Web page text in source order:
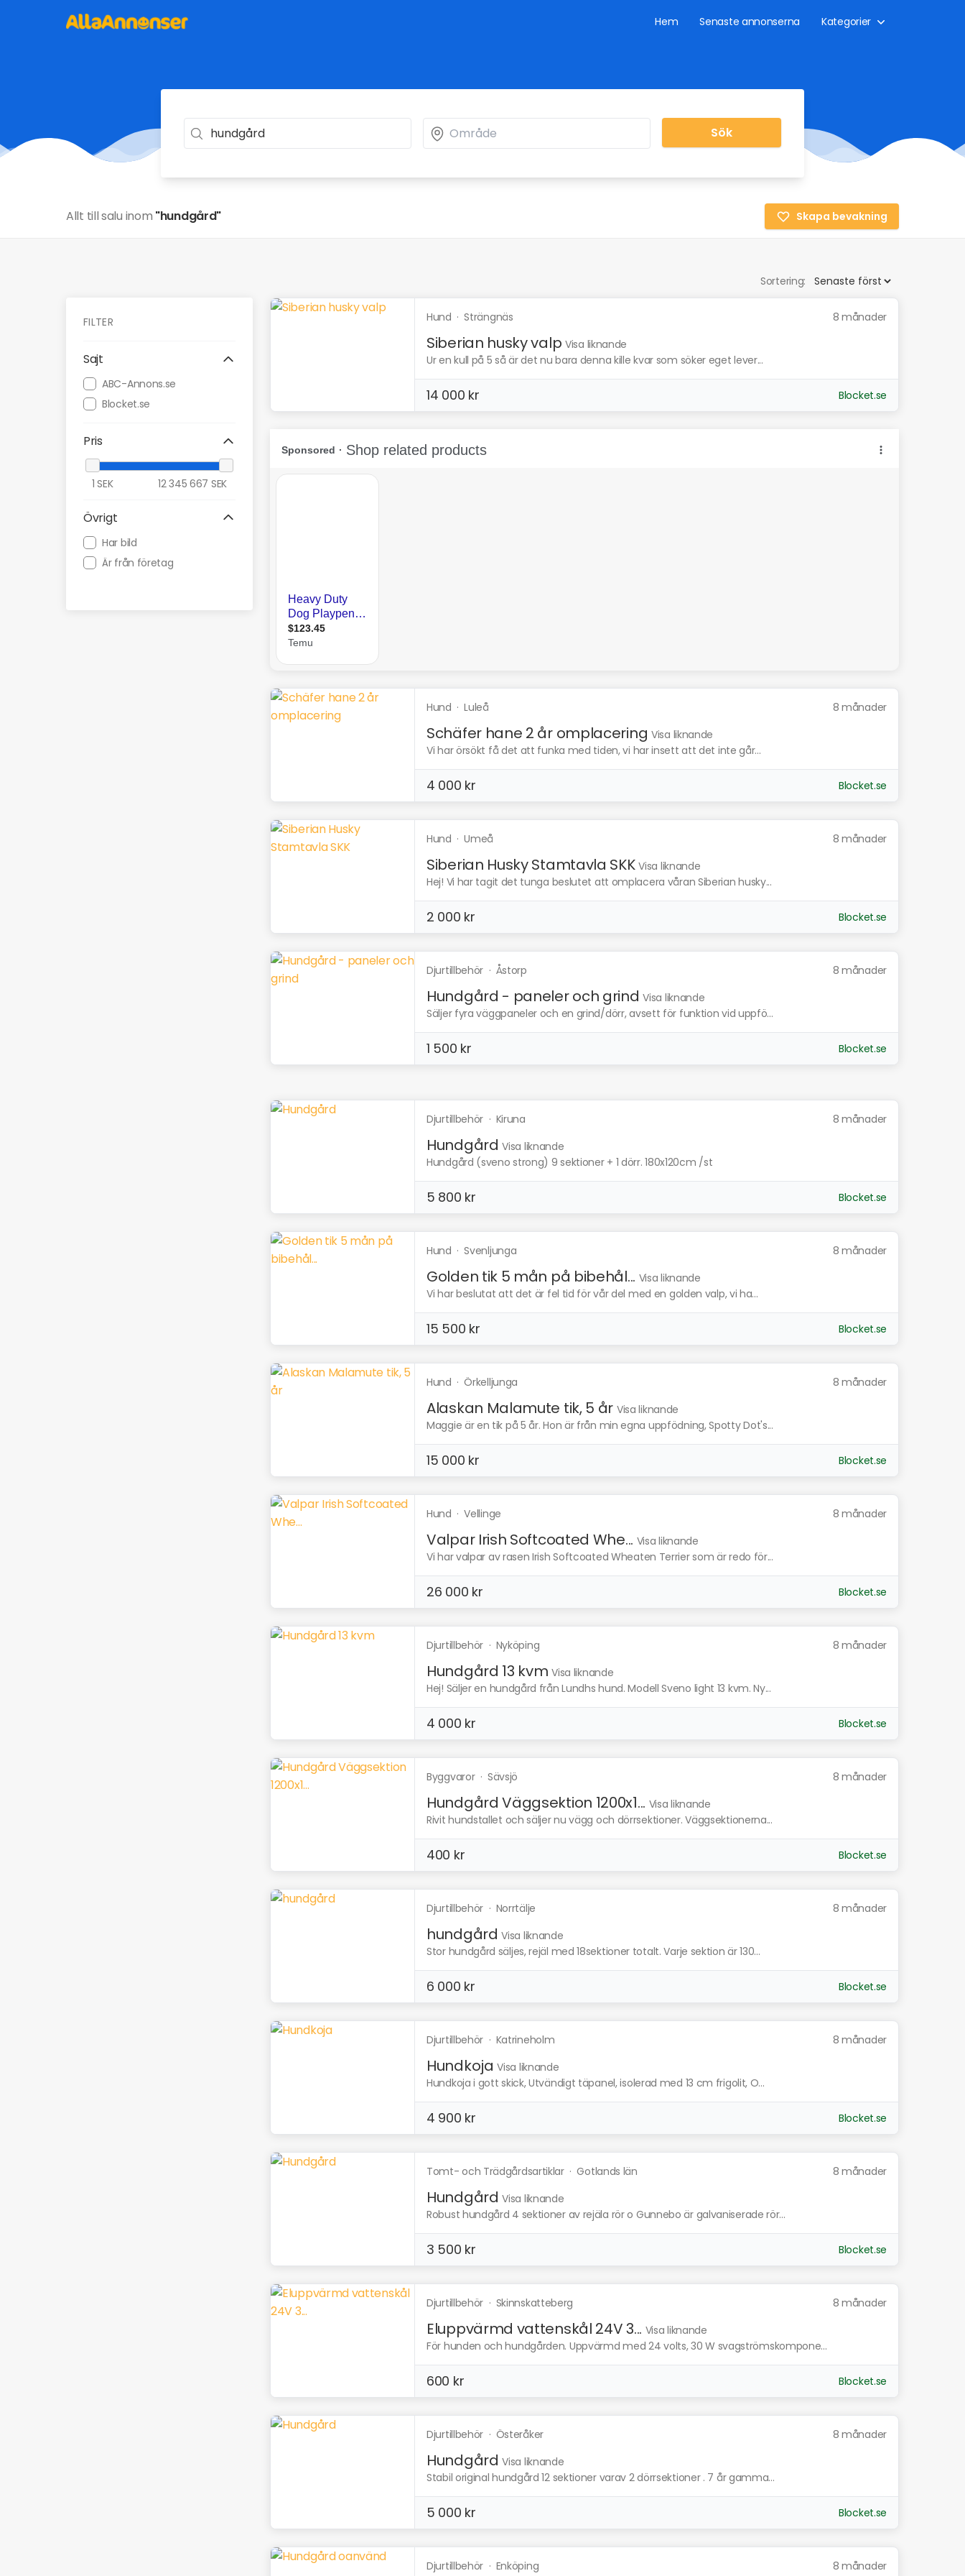
Hem Senaste annonserna Kategorier
Sök
Allt till salu inom "hundgård" Skapa bevakning
Sortering:
FILTER
Sajt
ABC-Annons.se
Blocket.se
Pris
1 SEK 12 345 667 SEK
Övrigt
Har bild
Är från företag
Hund ·Strängnäs 8 månader
Siberian husky valp Visa liknande
Ur en kull på 5 så är det nu bara denna kille kvar som söker eget lever...
14 000 kr Blocket.se
Hund ·Luleå 8 månader
Schäfer hane 2 år omplacering Visa liknande
Vi har örsökt få det att funka med tiden, vi har insett att det inte går...
4 000 kr Blocket.se
Hund ·Umeå 8 månader
Siberian Husky Stamtavla SKK Visa liknande
Hej! Vi har tagit det tunga beslutet att omplacera våran Siberian husky...
2 000 kr Blocket.se
Djurtillbehör · Åstorp 8 månader
Hundgård - paneler och grind Visa liknande
Säljer fyra väggpaneler och en grind/dörr, avsett för funktion vid uppfö...
1 500 kr Blocket.se
Djurtillbehör · Kiruna 8 månader
Hundgård Visa liknande
Hundgård (sveno strong) 9 sektioner + 1 dörr. 180x120cm /st
5 800 kr Blocket.se
Hund ·Svenljunga 8 månader
Golden tik 5 mån på bibehål... Visa liknande
Vi har beslutat att det är fel tid för vår del med en golden valp, vi ha...
15 500 kr Blocket.se
Hund ·Örkelljunga 8 månader
Alaskan Malamute tik, 5 år Visa liknande
Maggie är en tik på 5 år. Hon är från min egna uppfödning, Spotty Dot's...
15 000 kr Blocket.se
Hund ·Vellinge 8 månader
Valpar Irish Softcoated Whe... Visa liknande
Vi har valpar av rasen Irish Softcoated Wheaten Terrier som är redo för...
26 000 kr Blocket.se
Djurtillbehör · Nyköping 8 månader
Hundgård 13 kvm Visa liknande
Hej! Säljer en hundgård från Lundhs hund. Modell Sveno light 13 kvm. Ny...
4 000 kr Blocket.se
Byggvaror· Sävsjö 8 månader
Hundgård Väggsektion 1200x1... Visa liknande
Rivit hundstallet och säljer nu vägg och dörrsektioner. Väggsektionerna...
400 kr Blocket.se
Djurtillbehör · Norrtälje 8 månader
hundgård Visa liknande
Stor hundgård säljes, rejäl med 18sektioner totalt. Varje sektion är 130...
6 000 kr Blocket.se
Djurtillbehör · Katrineholm 8 månader
Hundkoja Visa liknande
Hundkoja i gott skick, Utvändigt täpanel, isolerad med 13 cm frigolit, O...
4 900 kr Blocket.se
Tomt- och Trädgårdsartiklar·Gotlands län 8 månader
Hundgård Visa liknande
Robust hundgård 4 sektioner av rejäla rör o Gunnebo är galvaniserade rör...
3 500 kr Blocket.se
Djurtillbehör · Skinnskatteberg 8 månader
Eluppvärmd vattenskål 24V 3... Visa liknande
För hunden och hundgården. Uppvärmd med 24 volts, 30 W svagströmskompone...
600 kr Blocket.se
Djurtillbehör · Österåker 8 månader
Hundgård Visa liknande
Stabil original hundgård 12 sektioner varav 2 dörrsektioner . 7 år gamma...
5 000 kr Blocket.se
Djurtillbehör · Enköping 8 månader